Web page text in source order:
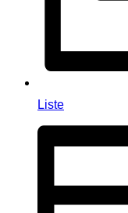
Liste